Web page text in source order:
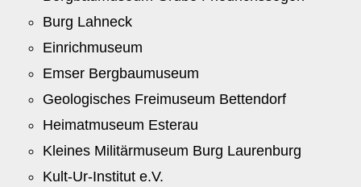
Burg Lahneck
Einrichmuseum
Emser Bergbaumuseum
Geologisches Freimuseum Bettendorf
Heimatmuseum Esterau
Kleines Militärmuseum Burg Laurenburg
Kult-Ur-Institut e.V.